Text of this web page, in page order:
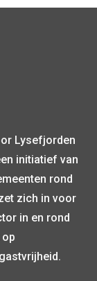
Lysefjorden
initiatief van
rond
zich in voor
in en rond